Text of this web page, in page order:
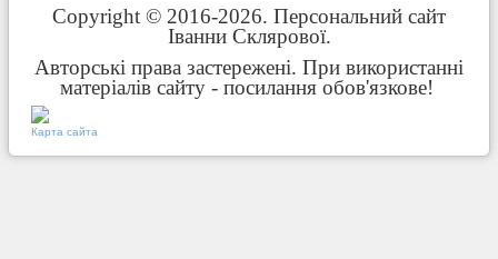
Copyright © 2016-2026. Персональний сайт
Іванни Склярової.
Авторські права застережені. При використанні
матеріалів сайту - посилання обов'язкове!
Карта сайта